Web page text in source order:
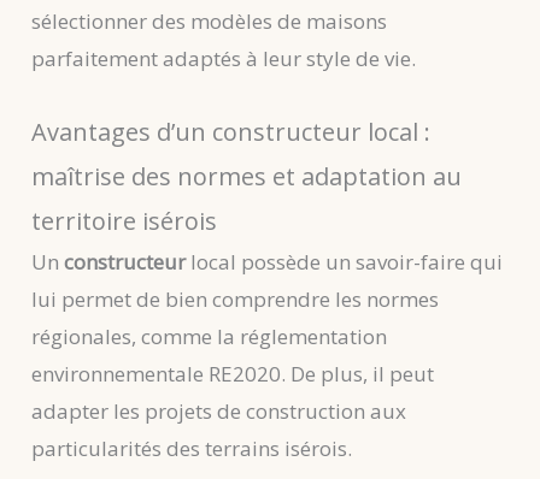
sélectionner des modèles de maisons
parfaitement adaptés à leur style de vie.
Avantages d’un constructeur local :
maîtrise des normes et adaptation au
territoire isérois
Unconstructeurlocal possède un savoir-faire qui
lui permet de bien comprendre les normes
régionales, comme la réglementation
environnementale RE2020. De plus, il peut
adapter les projets de construction aux
particularités des terrains isérois.